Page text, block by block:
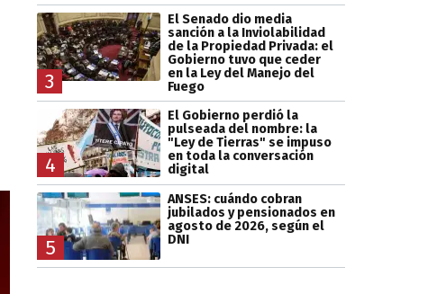
3
El Senado dio media
sanción a la Inviolabilidad
de la Propiedad Privada: el
Gobierno tuvo que ceder
en la Ley del Manejo del
Fuego
4
El Gobierno perdió la
pulseada del nombre: la
"Ley de Tierras" se impuso
en toda la conversación
digital
5
ANSES: cuándo cobran
jubilados y pensionados en
agosto de 2026, según el
DNI